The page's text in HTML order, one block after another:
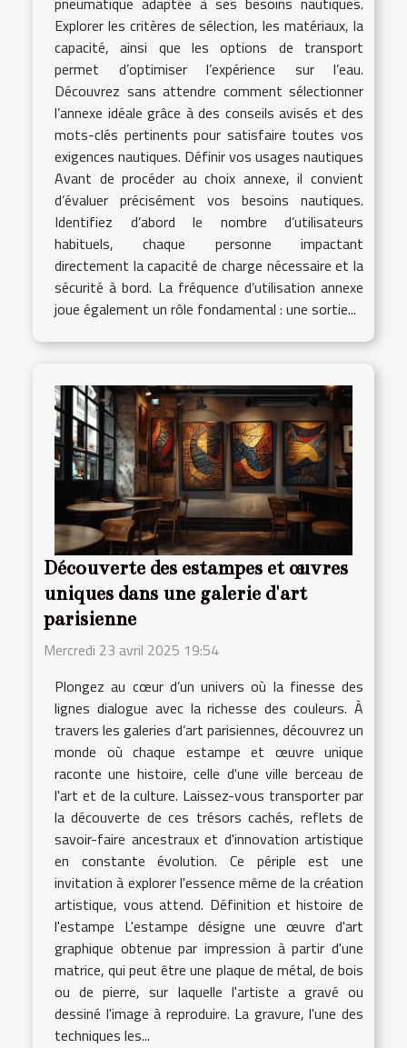
Explorer les critères de sélection, les matériaux, la
capacité, ainsi que les options de transport
permet d’optimiser l’expérience sur l’eau.
Découvrez sans attendre comment sélectionner
l’annexe idéale grâce à des conseils avisés et des
mots-clés pertinents pour satisfaire toutes vos
exigences nautiques. Définir vos usages nautiques
Avant de procéder au choix annexe, il convient
d’évaluer précisément vos besoins nautiques.
Identifiez d’abord le nombre d’utilisateurs
habituels, chaque personne impactant
directement la capacité de charge nécessaire et la
sécurité à bord. La fréquence d’utilisation annexe
joue également un rôle fondamental : une sortie...
Découverte des estampes et œuvres
uniques dans une galerie d'art
parisienne
Mercredi 23 avril 2025 19:54
Plongez au cœur d’un univers où la finesse des
lignes dialogue avec la richesse des couleurs. À
travers les galeries d’art parisiennes, découvrez un
monde où chaque estampe et œuvre unique
raconte une histoire, celle d'une ville berceau de
l'art et de la culture. Laissez-vous transporter par
la découverte de ces trésors cachés, reflets de
savoir-faire ancestraux et d'innovation artistique
en constante évolution. Ce périple est une
invitation à explorer l'essence même de la création
artistique, vous attend. Définition et histoire de
l'estampe L'estampe désigne une œuvre d'art
graphique obtenue par impression à partir d'une
matrice, qui peut être une plaque de métal, de bois
ou de pierre, sur laquelle l'artiste a gravé ou
dessiné l'image à reproduire. La gravure, l'une des
techniques les...